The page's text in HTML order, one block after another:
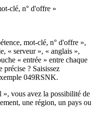
clé, n° d'offre »
mot-clé, n° d'offre »,
« serveur », « anglais »,
« entrée » entre chaque
? Saisissez
049RSNK.
vous avez la possibilité de
une région, un pays ou